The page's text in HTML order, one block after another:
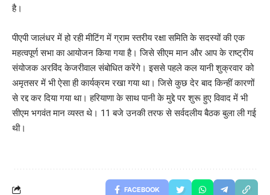
है।
पीएपी जालंधर में हो रही मीटिंग में ग्राम स्तरीय रक्षा समिति के सदस्यों की एक
महत्वपूर्ण सभा का आयोजन किया गया है। जिसे सीएम मान और आप के राष्ट्रीय
संयोजक अरविंद केजरीवाल संबोधित करेंगे। इससे पहले कल यानी शुक्रवार को
अमृतसर में भी ऐसा ही कार्यक्रम रखा गया था। जिसे कुछ देर बाद किन्हीं कारणों
से रद्द कर दिया गया था। हरियाणा के साथ पानी के मुद्दे पर शुरू हुए विवाद में भी
सीएम भगवंत मान व्यस्त थे। 11 बजे उनकी तरफ से सर्वदलीय बैठक बुला ली गई
थी।
FACEBOOK